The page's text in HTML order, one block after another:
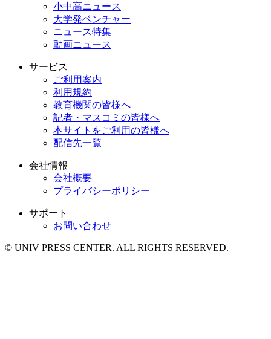
小中高ニュース
大学発ベンチャー
ニュース特集
動画ニュース
サービス
ご利用案内
利用規約
教育機関の皆様へ
記者・マスコミの皆様へ
本サイトをご利用の皆様へ
配信先一覧
会社情報
会社概要
プライバシーポリシー
サポート
お問い合わせ
© UNIV PRESS CENTER. ALL RIGHTS RESERVED.